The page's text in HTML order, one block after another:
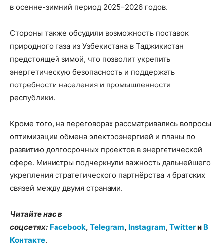
в осенне-зимний период 2025–2026 годов.
Стороны также обсудили возможность поставок
природного газа из Узбекистана в Таджикистан
предстоящей зимой, что позволит укрепить
энергетическую безопасность и поддержать
потребности населения и промышленности
республики.
Кроме того, на переговорах рассматривались вопросы
оптимизации обмена электроэнергией и планы по
развитию долгосрочных проектов в энергетической
сфере. Министры подчеркнули важность дальнейшего
укрепления стратегического партнёрства и братских
связей между двумя странами.
Читайте нас в
соцсетях: Facebook, Telegram, Instagram, Twitterи В
Контакте.